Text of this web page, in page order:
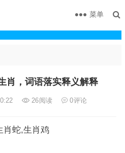
菜单
肖，词语落实释义解释
26阅读 0评论
肖蛇,生肖鸡